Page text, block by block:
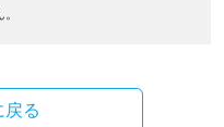
戻る